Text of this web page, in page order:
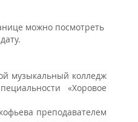
можно посмотреть
музыкальный колледж
«Хоровое
преподавателем